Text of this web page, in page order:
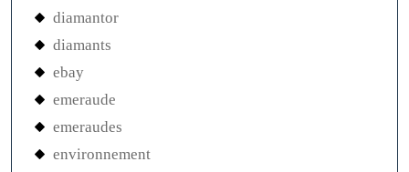
diamantor
diamants
ebay
emeraude
emeraudes
environnement